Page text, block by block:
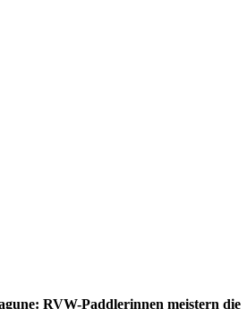
RVW-Paddlerinnen meistern die